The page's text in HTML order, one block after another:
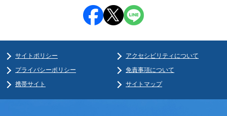
サイトポリシー
アクセシビリティについて
プライバシーポリシー
免責事項について
携帯サイト
サイトマップ